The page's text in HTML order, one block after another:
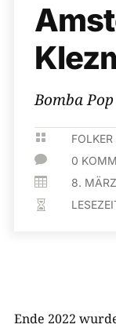
Bomba Pop

 0
 8.

Ende 2022